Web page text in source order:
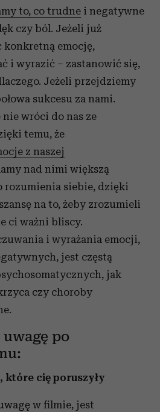
to, co trudne i negatywne
czy ból. Jeżeli już
emocję,
i wyrazić – zastanowić się,
Jeżeli przejdziemy
sukcesu za nami.
wróci do nas ze
temu, że
z naszej
nad nimi większą
rozumienia siebie, dzięki
na to, żeby zrozumieli
ci ważni bliscy.
i wyrażania emocji,
jest częstą
jak
czy choroby
po
które cię poruszyły
w filmie, jest